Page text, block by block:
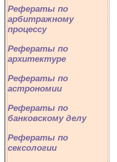
Рефераты по
арбитражному
процессу
Рефераты по
архитектуре
Рефераты по
астрономии
Рефераты по
банковскому делу
Рефераты по
сексологии